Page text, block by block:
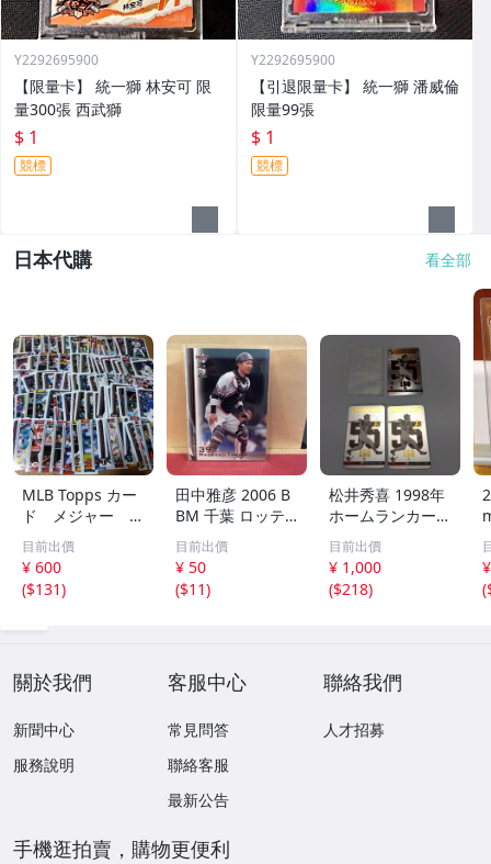
Y2292695900
【限量卡】 統一獅 林安可 限
量300張 西武獅
$ 1
競標
Y2292695900
【引退限量卡】 統一獅 潘威倫
限量99張
$ 1
競標
日本代購 看全部
MLB Topps カー
ド メジャー 1
00枚 2
目前出價
¥ 600
($131)
田中雅彦 2006 B
BM 千葉 ロッテ
マリーンズ トレ
カ プロ野球 カー
ド M37 スポーツ
アスリート トレ
目前出價
¥ 50
($11)
松井秀喜 1998年
ホームランカード
150号 記念カード
3枚セット 読売ジ
ャイアンツ 日本
テレビ 劇空間プ
目前出價
¥ 1,000
($218)
(
關於我們
新聞中心
服務說明
客服中心
常見問答
聯絡客服
最新公告
聯絡我們
人才招募
手機逛拍賣，購物更便利